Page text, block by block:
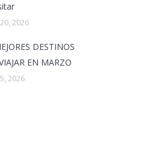
2026
DESTINOS
EN MARZO
2026